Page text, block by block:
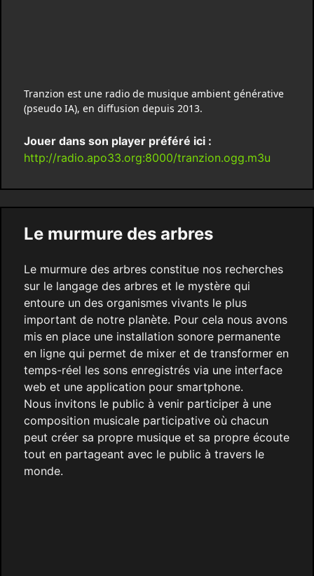
Tranzion est une radio de musique ambient générative
(pseudo IA), en diffusion depuis 2013.
Jouer dans son player préféré ici :
http://radio.apo33.org:8000/tranzion.ogg.m3u
Le murmure des arbres
Le murmure des arbres constitue nos recherches
sur le langage des arbres et le mystère qui
entoure un des organismes vivants le plus
important de notre planète. Pour cela nous avons
mis en place une installation sonore permanente
en ligne qui permet de mixer et de transformer en
temps-réel les sons enregistrés via une interface
web et une application pour smartphone.
Nous invitons le public à venir participer à une
composition musicale participative où chacun
peut créer sa propre musique et sa propre écoute
tout en partageant avec le public à travers le
monde.